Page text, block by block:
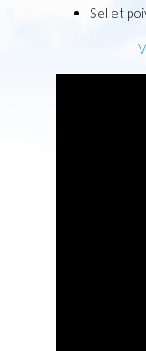
Sel et